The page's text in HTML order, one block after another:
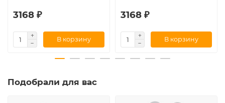
3168 ₽
В корзину
3168 ₽
В корзину
Подобрали для вас